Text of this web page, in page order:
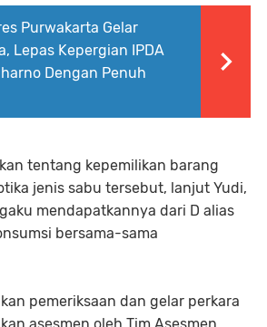
Purwakarta Gelar
Lepas Kepergian IPDA
Dengan Penuh
tentang kepemilikan barang
jenis sabu tersebut, lanjut Yudi,
mendapatkannya dari D alias
bersama-sama
pemeriksaan dan gelar perkara